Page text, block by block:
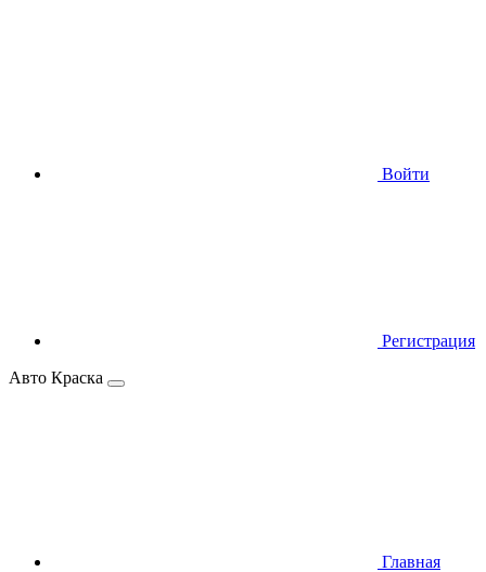
Войти
Регистрация
Авто Краска
Главная